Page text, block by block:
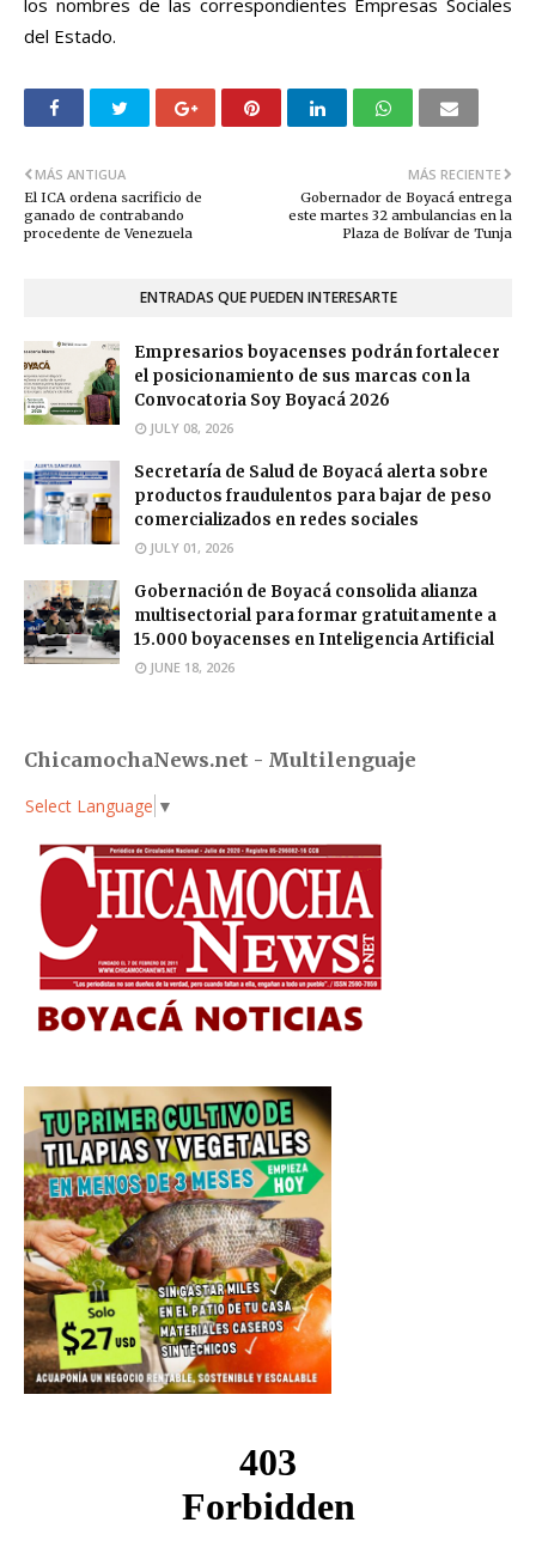
los nombres de las correspondientes Empresas Sociales
del Estado.
MÁS RECIENTE
Gobernador de Boyacá entrega
este martes 32 ambulancias en la
Plaza de Bolívar de Tunja
MÁS ANTIGUA
El ICA ordena sacrificio de
ganado de contrabando
procedente de Venezuela
ENTRADAS QUE PUEDEN INTERESARTE
Empresarios boyacenses podrán fortalecer
el posicionamiento de sus marcas con la
Convocatoria Soy Boyacá 2026
JULY 08, 2026
Secretaría de Salud de Boyacá alerta sobre
productos fraudulentos para bajar de peso
comercializados en redes sociales
JULY 01, 2026
Gobernación de Boyacá consolida alianza
multisectorial para formar gratuitamente a
15.000 boyacenses en Inteligencia Artificial
JUNE 18, 2026
ChicamochaNews.net - Multilenguaje
Select Language ▼